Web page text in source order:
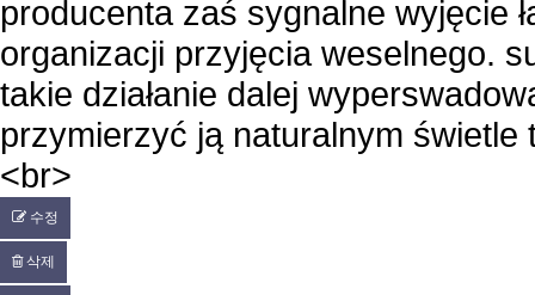
producenta zaś sygnalne wyjęcie
organizacji przyjęcia weselnego.
takie działanie dalej
przymierzyć ją naturalnym świetle
<br>
수정
삭제